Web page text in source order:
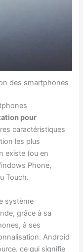
des smartphones
pour
caractéristiques
les plus
existe (ou en
Phone,
Touch.
système
grâce à sa
à ses
Android
ce qui signifie